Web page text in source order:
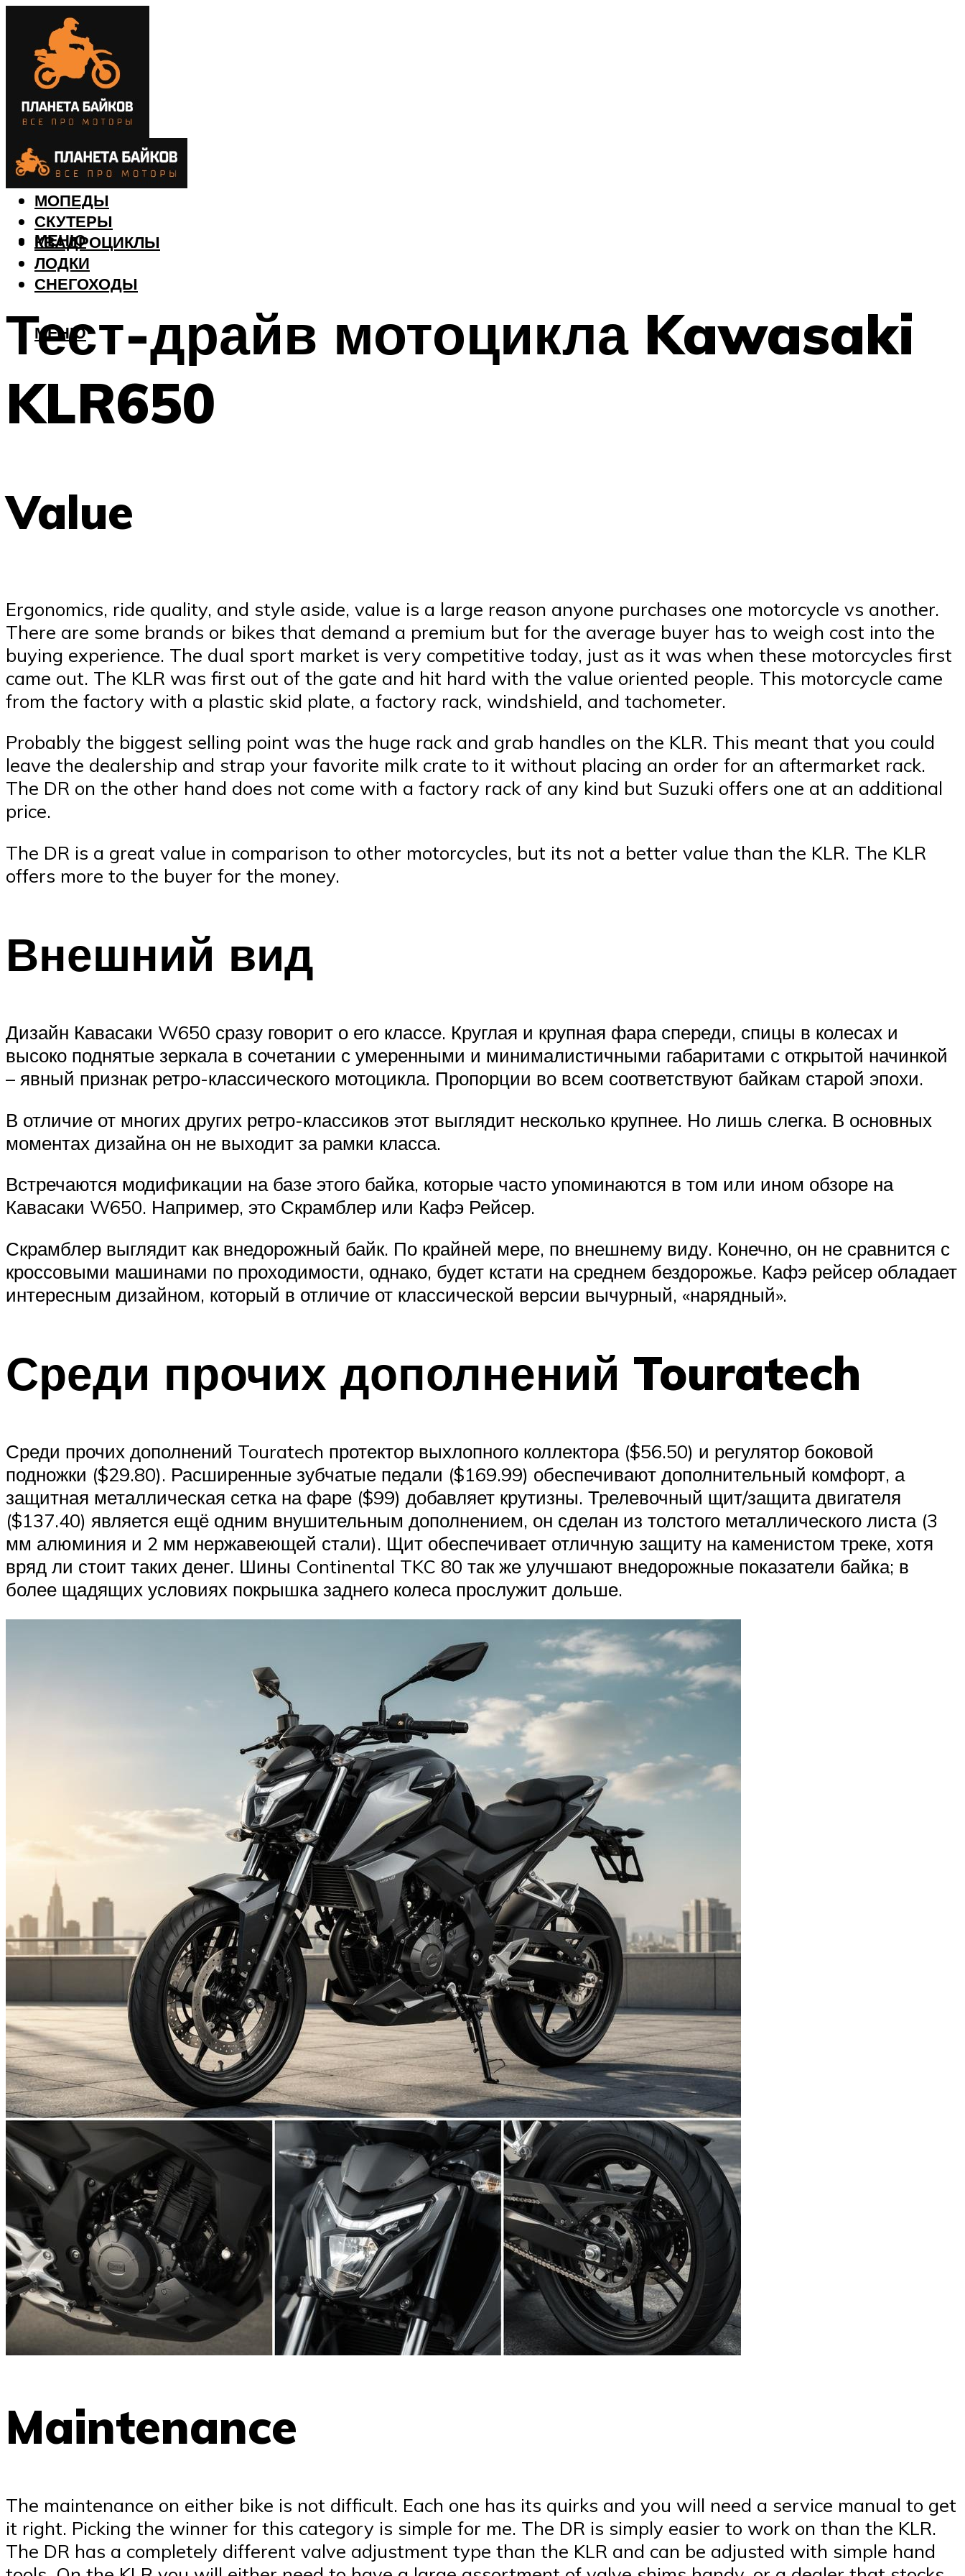
МОТОЦИКЛЫ
МОПЕДЫ
СКУТЕРЫ
КВАДРОЦИКЛЫ
ЛОДКИ
СНЕГОХОДЫ
МЕНЮ
МЕНЮ
Тест-драйв мотоцикла Kawasaki
KLR650
Value
Ergonomics, ride quality, and style aside, value is a large reason anyone purchases one motorcycle vs another.
There are some brands or bikes that demand a premium but for the average buyer has to weigh cost into the
buying experience. The dual sport market is very competitive today, just as it was when these motorcycles first
came out. The KLR was first out of the gate and hit hard with the value oriented people. This motorcycle came
from the factory with a plastic skid plate, a factory rack, windshield, and tachometer.
Probably the biggest selling point was the huge rack and grab handles on the KLR. This meant that you could
leave the dealership and strap your favorite milk crate to it without placing an order for an aftermarket rack.
The DR on the other hand does not come with a factory rack of any kind but Suzuki offers one at an additional
price.
The DR is a great value in comparison to other motorcycles, but its not a better value than the KLR. The KLR
offers more to the buyer for the money.
Внешний вид
Дизайн Кавасаки W650 сразу говорит о его классе. Круглая и крупная фара спереди, спицы в колесах и
высоко поднятые зеркала в сочетании с умеренными и минималистичными габаритами с открытой начинкой
– явный признак ретро-классического мотоцикла. Пропорции во всем соответствуют байкам старой эпохи.
В отличие от многих других ретро-классиков этот выглядит несколько крупнее. Но лишь слегка. В основных
моментах дизайна он не выходит за рамки класса.
Встречаются модификации на базе этого байка, которые часто упоминаются в том или ином обзоре на
Кавасаки W650. Например, это Скрамблер или Кафэ Рейсер.
Скрамблер выглядит как внедорожный байк. По крайней мере, по внешнему виду. Конечно, он не сравнится с
кроссовыми машинами по проходимости, однако, будет кстати на среднем бездорожье. Кафэ рейсер обладает
интересным дизайном, который в отличие от классической версии вычурный, «нарядный».
Среди прочих дополнений Touratech
Среди прочих дополнений Touratech протектор выхлопного коллектора ($56.50) и регулятор боковой
подножки ($29.80). Расширенные зубчатые педали ($169.99) обеспечивают дополнительный комфорт, а
защитная металлическая сетка на фаре ($99) добавляет крутизны. Трелевочный щит/защита двигателя
($137.40) является ещё одним внушительным дополнением, он сделан из толстого металлического листа (3
мм алюминия и 2 мм нержавеющей стали). Щит обеспечивает отличную защиту на каменистом треке, хотя
вряд ли стоит таких денег. Шины Continental TKC 80 так же улучшают внедорожные показатели байка; в
более щадящих условиях покрышка заднего колеса прослужит дольше.
Maintenance
The maintenance on either bike is not difficult. Each one has its quirks and you will need a service manual to get
it right. Picking the winner for this category is simple for me. The DR is simply easier to work on than the KLR.
The DR has a completely different valve adjustment type than the KLR and can be adjusted with simple hand